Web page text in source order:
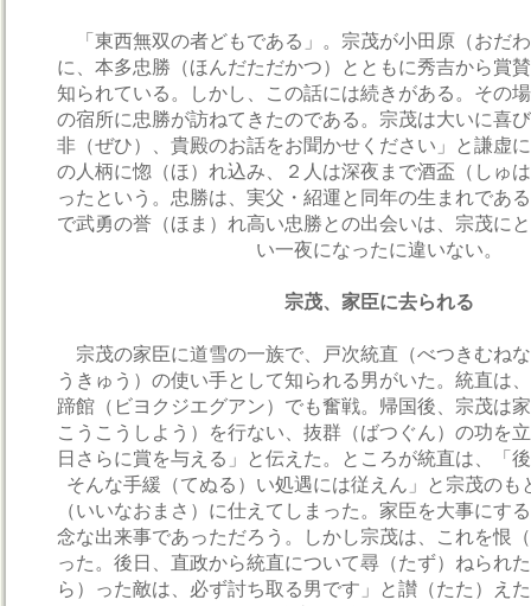
「東西無双の者どもである」。宗茂が小田原（おだ
に、本多忠勝（ほんだただかつ）とともに秀吉から賞
知られている。しかし、この話には続きがある。その
の宿所に忠勝が訪ねてきたのである。宗茂は大いに喜
非（ぜひ）、貴殿のお話をお聞かせください」と謙虚
の人柄に惚（ほ）れ込み、２人は深夜まで酒盃（しゅ
ったという。忠勝は、実父・紹運と同年の生まれであ
で武勇の誉（ほま）れ高い忠勝との出会いは、宗茂に
い一夜になったに違いない。
宗茂、家臣に去られる
宗茂の家臣に道雪の一族で、戸次統直（べつきむね
うきゅう）の使い手として知られる男がいた。統直は
蹄館（ビヨクジエグアン）でも奮戦。帰国後、宗茂は
こうこうしよう）を行ない、抜群（ばつぐん）の功を
日さらに賞を与える」と伝えた。ところが統直は、「
そんな手緩（てぬる）い処遇には従えん」と宗茂のも
（いいなおまさ）に仕えてしまった。家臣を大事にす
念な出来事であっただろう。しかし宗茂は、これを恨
った。後日、直政から統直について尋（たず）ねられ
ら）った敵は、必ず討ち取る男です」と讃（たた）え